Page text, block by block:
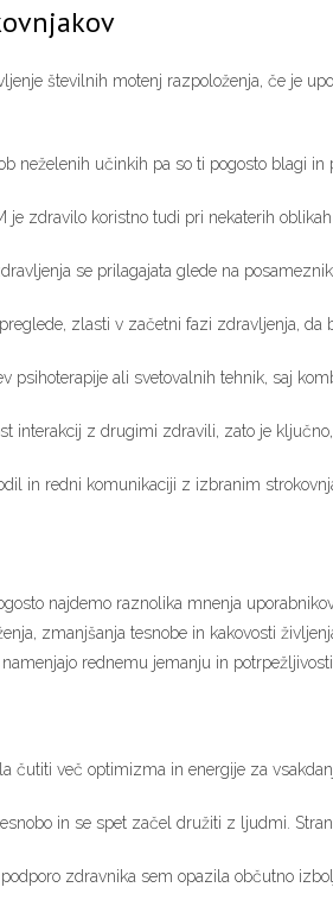
številnih motenj razpoloženja, če je
neželenih učinkih pa so ti pogosto blagi in
je zdravilo koristno tudi pri nekaterih
se prilagajata glede na
zlasti v začetni fazi zdravljenja,
psihoterapije ali svetovalnih tehnik, saj
interakcij z drugimi zdravili, zato je
in redni komunikaciji z izbranim
najdemo raznolika mnenja
zmanjšanja tesnobe in kakovosti
rednemu jemanju in
čutiti več optimizma in energije za
in se spet začel družiti z ljudmi.
zdravnika sem opazila občutno